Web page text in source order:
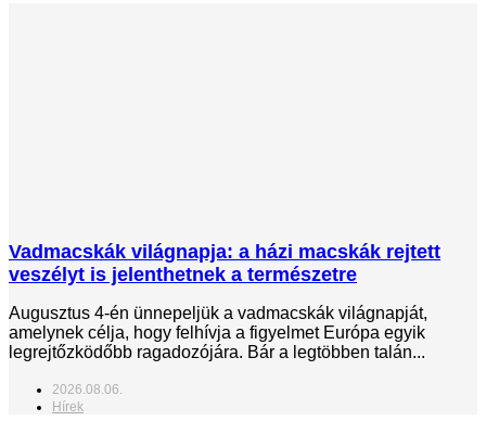
Vadmacskák világnapja: a házi macskák rejtett
veszélyt is jelenthetnek a természetre
Augusztus 4-én ünnepeljük a vadmacskák világnapját,
amelynek célja, hogy felhívja a figyelmet Európa egyik
legrejtőzködőbb ragadozójára. Bár a legtöbben talán...
2026.08.06.
Hírek